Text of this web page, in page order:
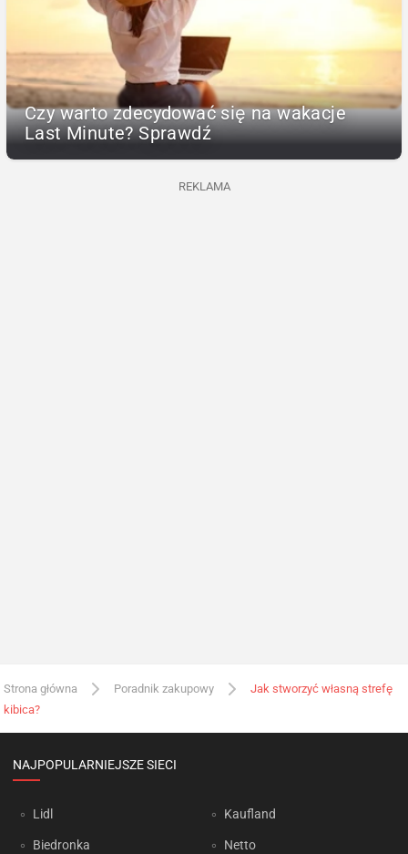
Czy warto zdecydować się na wakacje
Last Minute? Sprawdź
REKLAMA
Strona główna Poradnik zakupowy
Jak stworzyć własną strefę
kibica?
NAJPOPULARNIEJSZE SIECI
Lidl
Biedronka
Kaufland
Netto